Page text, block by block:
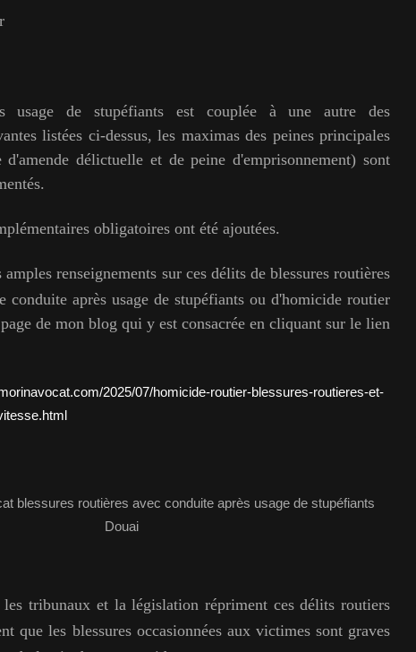
usage de stupéfiants est couplée à une autre des
listées ci-dessus, les maximas des peines principales
d'amende délictuelle et de peine d'emprisonnement) sont
obligatoires ont été ajoutées.
renseignements sur ces délits de blessures routières
conduite après usage de stupéfiants ou d'homicide routier
de mon blog qui y est consacrée en cliquant sur le lien
2025/07/homicide-routier-blessures-routieres-et-
tribunaux et la législation répriment ces délits routiers
que les blessures occasionnées aux victimes sont graves